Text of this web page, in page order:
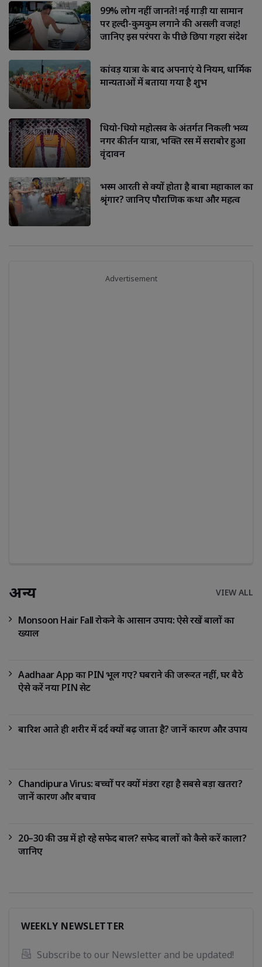
99% लोग नहीं जानते! नई गाड़ी या सामान
पर हल्दी-कुमकुम लगाने की असली वजह!
जानिए इस परंपरा के पीछे छिपा गहरा संदेश
कांवड़ यात्रा के बाद अपनाएं ये नियम, धार्मिक
मान्यताओं में बताया गया है शुभ
धियो-धियो महोत्सव के अंतर्गत निकली भव्य
नगर कीर्तन यात्रा, भक्ति रस में सराबोर हुआ
वृंदावन
भस्म आरती से क्यों होता है बाबा महाकाल का
श्रृंगार? जानिए पौराणिक कथा और महत्व
Advertisement
अन्य VIEW ALL
Monsoon Hair Fall रोकने के आसान उपाय: ऐसे रखें बालों का
ख्याल
Aadhaar App का PIN भूल गए? घबराने की जरूरत नहीं, घर बैठे
ऐसे करें नया PIN सेट
बारिश आते ही शरीर में दर्द क्यों बढ़ जाता है? जानें कारण और उपाय
Chandipura Virus: बच्चों पर क्यों मंडरा रहा है सबसे बड़ा खतरा?
जानें कारण और बचाव
20–30 की उम्र में हो रहे सफेद बाल? सफेद बालों को कैसे करें काला?
जानिए
WEEKLY NEWSLETTER
Subscribe to our Newsletter and be updated!